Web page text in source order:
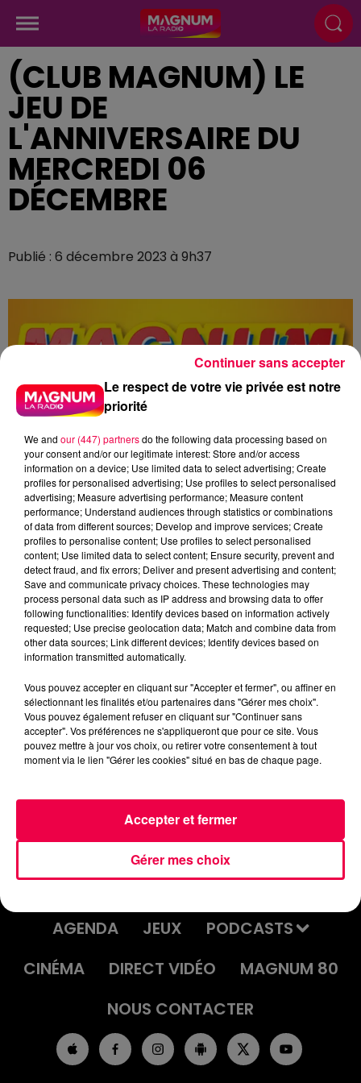
(CLUB MAGNUM) LE
JEU DE
L'ANNIVERSAIRE DU
MERCREDI 06
DÉCEMBRE
Publié : 6 décembre 2023 à 9h37
Flash infos
podcasts/2023/12/Le-jeu-de-lanniversaire-du-
mercredi-06-decembre.mp3
AGENDA
JEUX
PODCASTS
CINÉMA
DIRECT VIDÉO
MAGNUM 80
NOUS CONTACTER
Le respect de votre vie privée est notre
priorité
We and our (447) partnersdo the following data processing based on
your consent and/or our legitimate interest: Store and/or access
information on a device; Use limited data to select advertising; Create
profiles for personalised advertising; Use profiles to select personalised
advertising; Measure advertising performance; Measure content
performance; Understand audiences through statistics or combinations
of data from different sources; Develop and improve services; Create
profiles to personalise content; Use profiles to select personalised
content; Use limited data to select content; Ensure security, prevent and
detect fraud, and fix errors; Deliver and present advertising and content;
Save and communicate privacy choices. These technologies may
process personal data such as IP address and browsing data to offer
following functionalities: Identify devices based on information actively
requested; Use precise geolocation data; Match and combine data from
other data sources; Link different devices; Identify devices based on
information transmitted automatically.
Vous pouvez accepter en cliquant sur "Accepter et fermer", ou affiner en
sélectionnant les finalités et/ou partenaires dans "Gérer mes choix".
Vous pouvez également refuser en cliquant sur "Continuer sans
accepter". Vos préférences ne s'appliqueront que pour ce site. Vous
pouvez mettre à jour vos choix, ou retirer votre consentement à tout
moment via le lien "Gérer les cookies" situé en bas de chaque page.
Gérer mes choix
Accepter et fermer
Continuer sans accepter